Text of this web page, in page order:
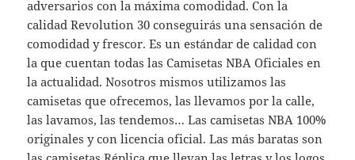
adversarios con la máxima comodidad. Con la
calidad Revolution 30 conseguirás una sensación de
comodidad y frescor. Es un estándar de calidad con
la que cuentan todas las Camisetas NBA Oficiales en
la actualidad. Nosotros mismos utilizamos las
camisetas que ofrecemos, las llevamos por la calle,
las lavamos, las tendemos… Las camisetas NBA 100%
originales y con licencia oficial. Las más baratas son